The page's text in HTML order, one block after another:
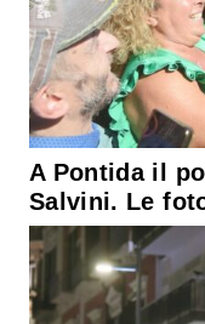
A Pontida il
Salvini. Le